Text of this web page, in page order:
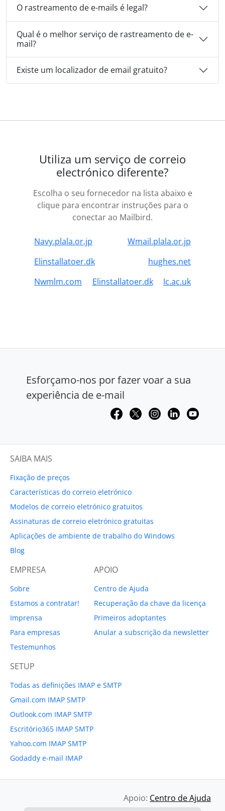
O rastreamento de e-mails é legal?
Qual é o melhor serviço de rastreamento de e-
mail?
Existe um localizador de email gratuito?
Utiliza um serviço de correio
electrónico diferente?
Escolha o seu fornecedor na lista abaixo e
clique para encontrar instruções para o
conectar ao Mailbird.
Navy.plala.or.jp
Wmail.plala.or.jp
Elinstallatoer.dk
hughes.net
Nwmlm.com
Elinstallatoer.dk Ic.ac.uk
Esforçamo-nos por fazer voar a sua
experiência de e-mail
SAIBA MAIS
Fixação de preços
Características do correio eletrónico
Modelos de correio eletrónico gratuitos
Assinaturas de correio eletrónico gratuitas
Aplicações de ambiente de trabalho do Windows
Blog
EMPRESA
Sobre
Estamos a contratar!
Imprensa
Para empresas
Testemunhos
APOIO
Centro de Ajuda
Recuperação da chave da licença
Primeiros adoptantes
Anular a subscrição da newsletter
SETUP
Todas as definições IMAP e SMTP
Gmail.com IMAP SMTP
Outlook.com IMAP SMTP
Escritório365 IMAP SMTP
Yahoo.com IMAP SMTP
Godaddy e-mail IMAP
Apoio: Centro de Ajuda